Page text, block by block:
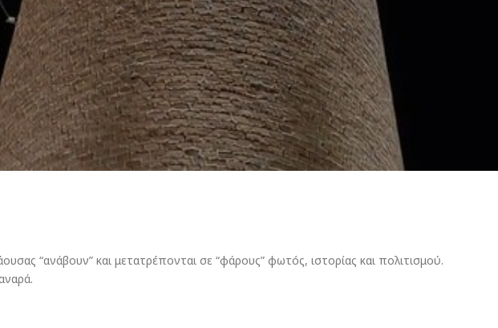
“ανάβουν” και μετατρέπονται σε “φάρους” φωτός, ιστορίας και πολιτισμού.